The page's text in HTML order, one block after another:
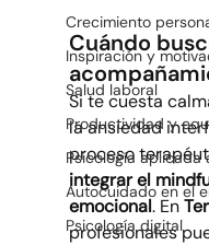
Crecimiento
Inspiración y
Salud laboral
Productividad y
Psicología aplicada
Autocuidado en el
Psicología digital
Cuándo
Si te cuesta
la ansiedad
proceso
integrar el
emocional. En
profesionales